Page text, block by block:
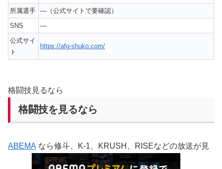
所属選手 —（公式サイトで要確認）
SNS
—
公式サイ
ト
https://afg-shuko.com/
格闘技見るなら
格闘技を見るなら
ABEMA なら修斗、K-1、KRUSH、RISEなどの放送が見